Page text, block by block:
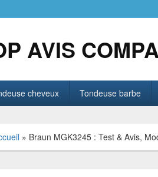
AVIS
cheveux Tondeuse barbe
» Braun MGK3245 : Test & Avis,